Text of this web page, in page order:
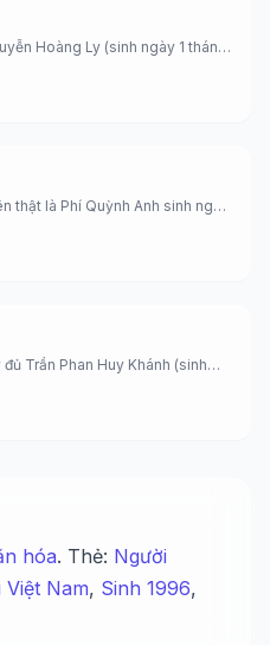
Hoàng Ly (sinh ngày 1 tháng
thật là Phí Quỳnh Anh sinh ngày
Trần Phan Huy Khánh (sinh
hóa. Thẻ: Người
Việt Nam, Sinh 1996,